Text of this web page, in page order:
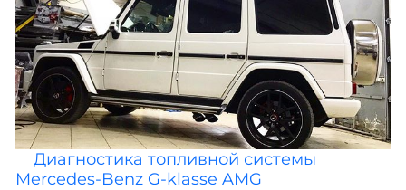
Диагностика топливной системы
Mercedes-Benz G-klasse AMG